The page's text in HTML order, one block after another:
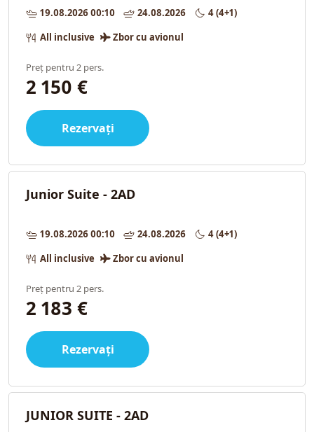
19.08.2026 00:10 24.08.2026
4 (4+1)
All inclusive
Zbor cu avionul
Preț pentru 2 pers.
2 150 €
Rezervați
Junior Suite - 2AD
19.08.2026 00:10 24.08.2026
4 (4+1)
All inclusive
Zbor cu avionul
Preț pentru 2 pers.
2 183 €
Rezervați
JUNIOR SUITE - 2AD